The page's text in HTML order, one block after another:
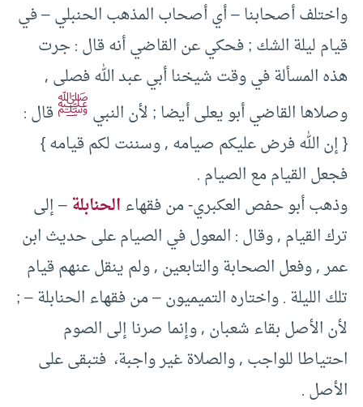
واختلف أصحابنا – أي أصحاب المذهب الحنبلي – في
قيام ليلة الشك ; فحكي عن القاضي أنه قال : جرت
هذه المسألة في وقت شيخنا أبي عبد الله فصلى ,
وصلاها القاضي أبو يعلى أيضا ; لأن النبيﷺقال :
{ إن الله فرض عليكم صيامه , وسننت لكم قيامه }
فجعل القيام مع الصيام .
وذهب أبو حفص العكبري- من فقهاءالحنابلة– إلى
ترك القيام , وقال : المعول في الصيام على حديث ابن
عمر , وفعل الصحابة والتابعين , ولم ينقل عنهم قيام
تلك الليلة . واختاره التميميون – من فقهاء الحنابلة – ;
لأن الأصل بقاء شعبان , وإنما صرنا إلى الصوم
احتياطا للواجب , والصلاة غير واجبة، فتبقى على
الأصل .